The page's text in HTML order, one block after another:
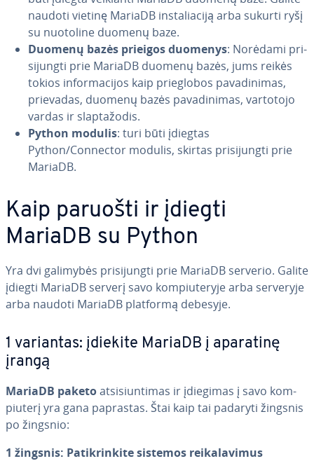
naudoti vietinę MariaDB insta­lia­ci­ją arba sukurti ryšį
su nuotoline duomenų baze.
Duomenų bazės prieigos duomenys: Norėdami pri­
si­jung­ti prie MariaDB duomenų bazės, jums reikės
tokios in­for­ma­ci­jos kaip prie­glo­bos pa­va­di­ni­mas,
prievadas, duomenų bazės pa­va­di­ni­mas, vartotojo
vardas ir slap­ta­žo­dis.
Python modulis: turi būti įdiegtas
Python/Connector modulis, skirtas pri­si­jung­ti prie
MariaDB.
Kaip paruošti ir įdiegti
MariaDB su Python
Yra dvi galimybės pri­si­jung­ti prie MariaDB serverio. Galite
įdiegti MariaDB serverį savo kom­piu­te­ry­je arba serveryje
arba naudoti MariaDB platformą debesyje.
1 variantas: įdiekite MariaDB į aparatinę
įrangą
MariaDB paketoat­si­siun­ti­mas ir įdiegimas į savo kom­
piu­te­rį yra gana paprastas. Štai kaip tai padaryti žingsnis
po žingsnio:
1 žingsnis: Pa­tik­rin­ki­te sistemos rei­ka­la­vi­mus